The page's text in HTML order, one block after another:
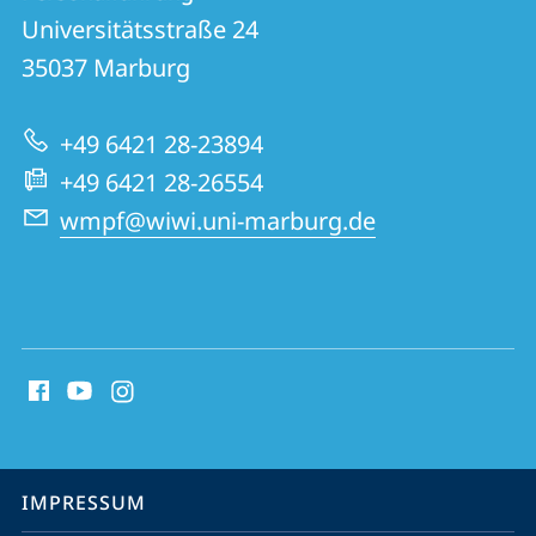
zur
Website
Allgemeine
BWL,
insbesondere
Wissensmanagement
und
Personalführung
Universitätsstraße 24
35037 Marburg
+49 6421 28-23894
+49 6421 28-26554
wmpf@wiwi.uni-marburg.de
Media
Service-
IMPRESSUM